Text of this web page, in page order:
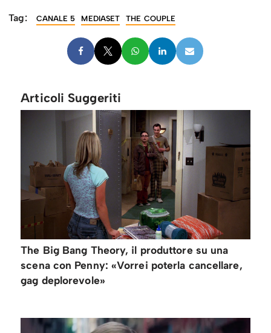
Tag: CANALE 5 MEDIASET THE COUPLE
Articoli Suggeriti
The Big Bang Theory, il produttore su una
scena con Penny: «Vorrei poterla cancellare,
gag deplorevole»